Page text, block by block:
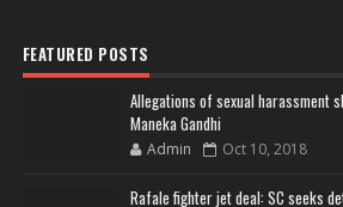
FEATURED POSTS
Allegations of sexual harassment
Maneka Gandhi
Admin Oct 10, 2018
Rafale fighter jet deal: SC seeks